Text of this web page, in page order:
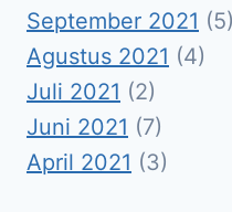
September 2021 (5)
Agustus 2021 (4)
Juli 2021 (2)
Juni 2021 (7)
April 2021 (3)